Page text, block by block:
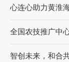
心连心助力黄淮
全国农技推广中
智创未来，和合